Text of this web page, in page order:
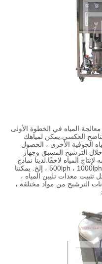
المياه في الخطوة الأولى
العكسي.يمكن لمياهك
الجوفية الأخرى ، الحصول
الترشيح المسبق وجهاز
المياه لاحقًا.لدينا نماذج
مختلفة حسب السعة ، مثل 500lph ، 1000lph ، 2000lph ، إلخ. يمكننا
معدات تليين المياه ،
الترشيح من مواد مختلفة ،